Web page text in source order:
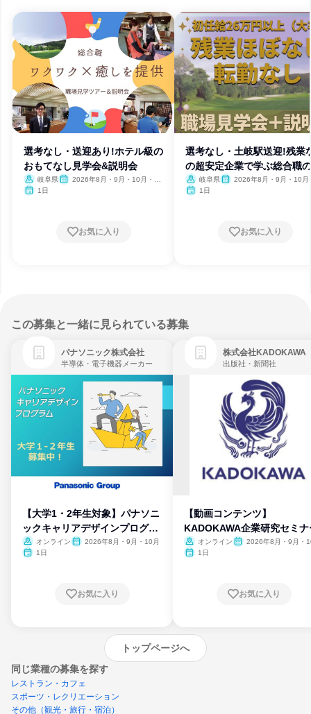
選考なし・送迎あり!ホテル級の
おもてなし見学会&説明会
岐阜県
2026年8月・9月・10月・11
1日
お気に入り
選考なし・土岐駅送迎!残業
の超安定企業で学ぶ総合職
事 岐阜県
2026年8月・9月・10月
1日
お気に入り
この募集と一緒に見られている募集
パナソニック株式会社
半導体・電子機器メーカー
【大学1・2年生対象】パナソニ
ックキャリアデザインプログラ
ム
オンライン
2026年8月・9月・10月
1日
お気に入り
株式会社KADOKAWA
出版社・新聞社
【動画コンテンツ】
KADOKAWA企業研究セミナ
オンライン
2026年8月・9月・
1日
お気に入り
トップページへ
同じ業種の募集を探す
レストラン・カフェ
スポーツ・レクリエーション
その他（観光・旅行・宿泊）